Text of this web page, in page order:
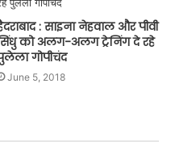
: साइना नेहवाल और पीवी
को अलग-अलग ट्रेनिंग दे रहे
गोपीचंद
June 5, 2018